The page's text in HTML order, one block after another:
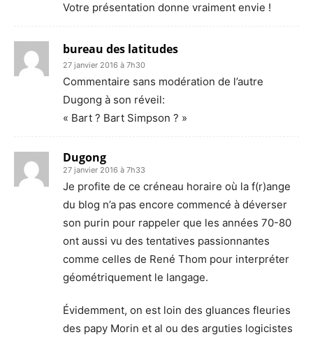
Votre présentation donne vraiment envie !
bureau des latitudes
27 janvier 2016 à 7h30
Commentaire sans modération de l’autre
Dugong à son réveil:
« Bart ? Bart Simpson ? »
Dugong
27 janvier 2016 à 7h33
Je profite de ce créneau horaire où la f(r)ange
du blog n’a pas encore commencé à déverser
son purin pour rappeler que les années 70-80
ont aussi vu des tentatives passionnantes
comme celles de René Thom pour interpréter
géométriquement le langage.
Évidemment, on est loin des gluances fleuries
des papy Morin et al ou des arguties logicistes